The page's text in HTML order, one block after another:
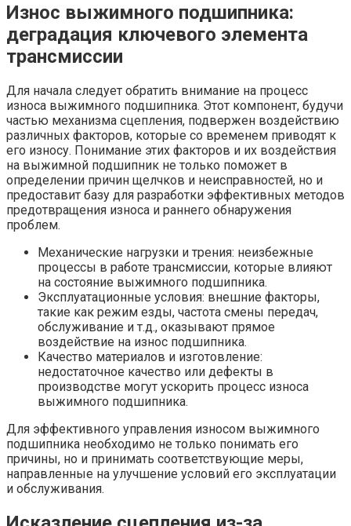
Износ выжимного подшипника:
деградация ключевого элемента
трансмиссии
Для начала следует обратить внимание на процесс
износа выжимного подшипника. Этот компонент, будучи
частью механизма сцепления, подвержен воздействию
различных факторов, которые со временем приводят к
его износу. Понимание этих факторов и их воздействия
на выжимной подшипник не только поможет в
определении причин щелчков и неисправностей, но и
предоставит базу для разработки эффективных методов
предотвращения износа и раннего обнаружения
проблем.
Механические нагрузки и трения: неизбежные
процессы в работе трансмиссии, которые влияют
на состояние выжимного подшипника.
Эксплуатационные условия: внешние факторы,
такие как режим езды, частота смены передач,
обслуживание и т.д., оказывают прямое
воздействие на износ подшипника.
Качество материалов и изготовление:
недостаточное качество или дефекты в
производстве могут ускорить процесс износа
выжимного подшипника.
Для эффективного управления износом выжимного
подшипника необходимо не только понимать его
причины, но и принимать соответствующие меры,
направленные на улучшение условий его эксплуатации
и обслуживания.